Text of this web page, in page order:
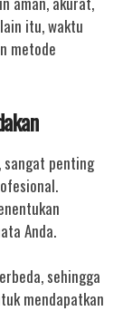
itu, waktu
metode
sangat penting
Anda.
sehingga
mendapatkan